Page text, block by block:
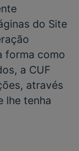
do Site
forma como
a CUF
através
lhe tenha